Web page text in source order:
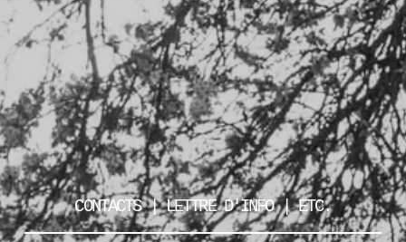
CONTACTS | LETTRE D'INFO | ETC.